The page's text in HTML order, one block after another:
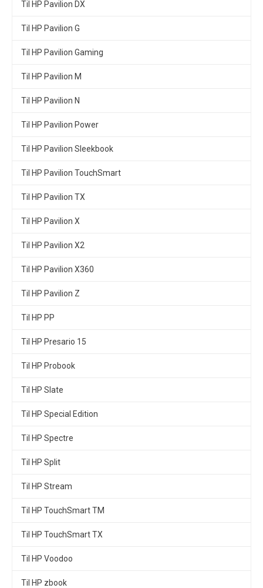
Til HP Pavilion DX
Til HP Pavilion G
Til HP Pavilion Gaming
Til HP Pavilion M
Til HP Pavilion N
Til HP Pavilion Power
Til HP Pavilion Sleekbook
Til HP Pavilion TouchSmart
Til HP Pavilion TX
Til HP Pavilion X
Til HP Pavilion X2
Til HP Pavilion X360
Til HP Pavilion Z
Til HP PP
Til HP Presario 15
Til HP Probook
Til HP Slate
Til HP Special Edition
Til HP Spectre
Til HP Split
Til HP Stream
Til HP TouchSmart TM
Til HP TouchSmart TX
Til HP Voodoo
Til HP zbook